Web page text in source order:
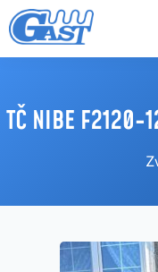
TČ NIBE F2120-